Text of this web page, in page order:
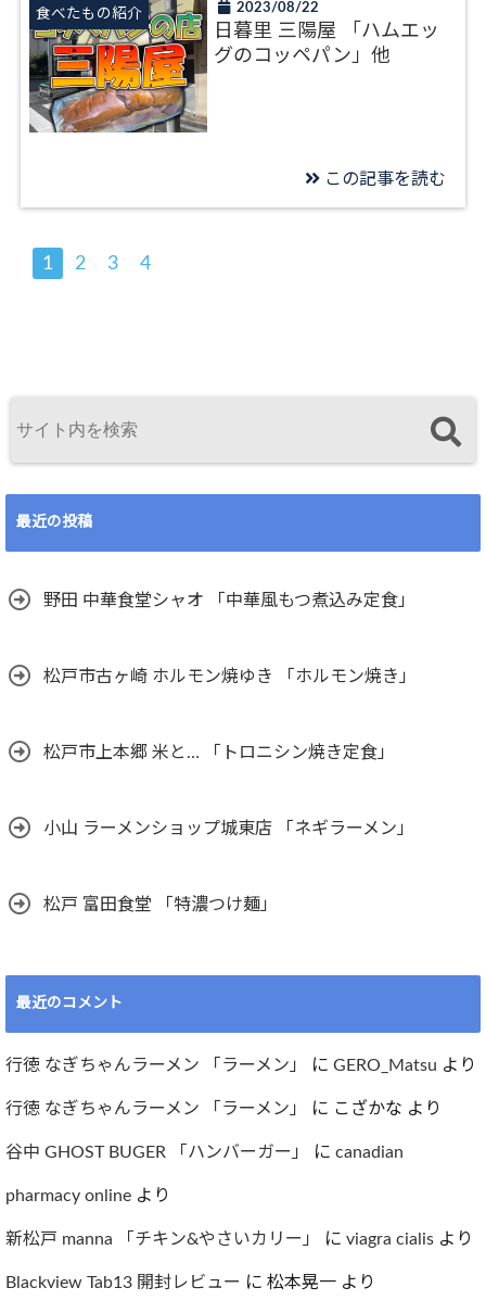
食べたもの紹介 2023/08/22
日暮里 三陽屋 「ハムエッ
グのコッペパン」他
この記事を読む
1 2 3 4
最近の投稿
野田 中華食堂シャオ 「中華風もつ煮込み定食」
松戸市古ヶ崎 ホルモン焼ゆき 「ホルモン焼き」
松戸市上本郷 米と… 「トロニシン焼き定食」
小山 ラーメンショップ城東店 「ネギラーメン」
松戸 富田食堂 「特濃つけ麺」
最近のコメント
行徳 なぎちゃんラーメン 「ラーメン」 に GERO_Matsu より
行徳 なぎちゃんラーメン 「ラーメン」 に こざかな より
谷中 GHOST BUGER 「ハンバーガー」 に canadian
pharmacy online より
新松戸 manna 「チキン&やさいカリー」 に viagra cialis より
Blackview Tab13 開封レビュー に 松本晃一 より